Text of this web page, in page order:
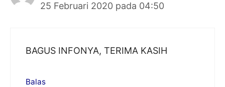
25 Februari 2020 pada 04:50
BAGUS INFONYA, TERIMA KASIH
Balas